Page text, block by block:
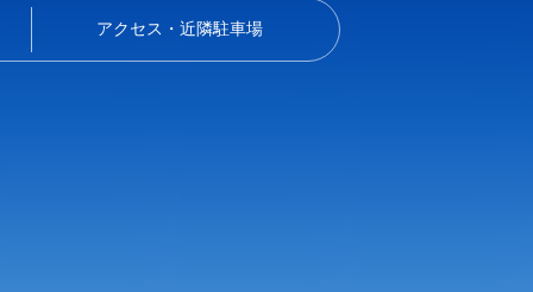
アクセス・近隣駐車場